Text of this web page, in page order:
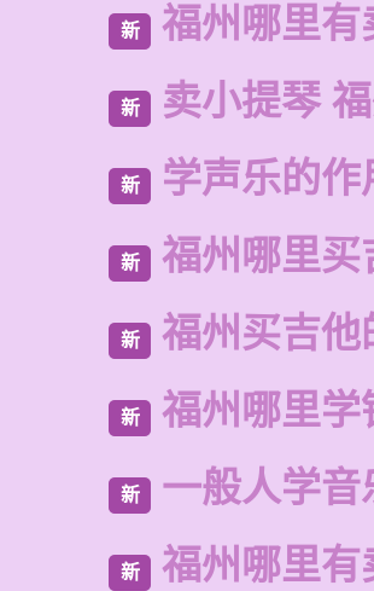
新 福州哪里有
新 卖小提琴
新 学声乐的作
新 福州哪里买
新 福州买吉他
新 福州哪里学
新 一般人学
新 福州哪里有